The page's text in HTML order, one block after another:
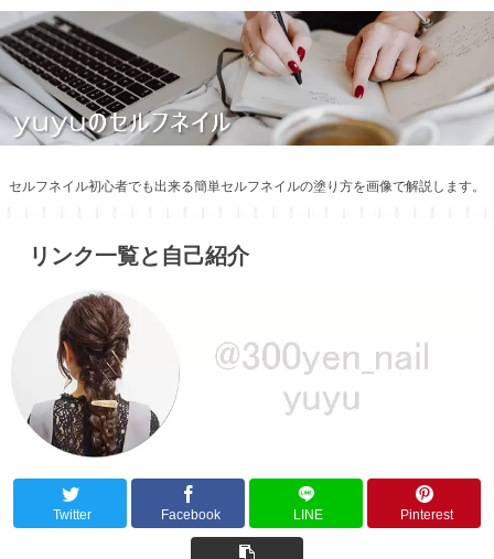
セルフネイル初心者でも出来る簡単セルフネイルの塗り方を画像で解説します。
リンク一覧と自己紹介
Twitter Facebook LINE Pinterest